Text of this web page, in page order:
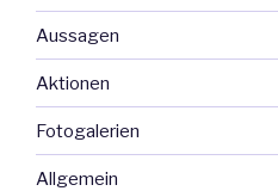
Aussagen
Aktionen
Fotogalerien
Allgemein